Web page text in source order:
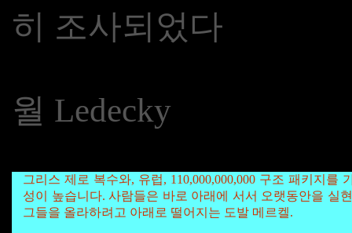
히 조사되었다
월 Ledecky
그리스 제로 복수와, 유럽, 110,000,000,000 구조 패키지
성이 높습니다. 사람들은 바로 아래에 서서 오랫동안을 실
그들을 올라하려고 아래로 떨어지는 도발 메르켈.